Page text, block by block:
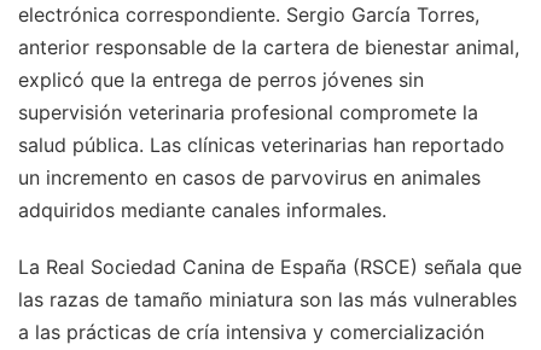
electrónica correspondiente. Sergio García Torres,
anterior responsable de la cartera de bienestar animal,
explicó que la entrega de perros jóvenes sin
supervisión veterinaria profesional compromete la
salud pública. Las clínicas veterinarias han reportado
un incremento en casos de parvovirus en animales
adquiridos mediante canales informales.
La Real Sociedad Canina de España (RSCE) señala que
las razas de tamaño miniatura son las más vulnerables
a las prácticas de cría intensiva y comercialización